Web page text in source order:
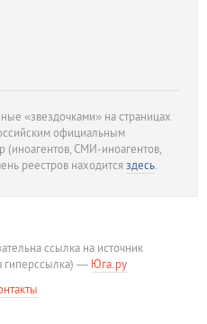
«звездочками» на страницах
официальным
(иноагентов, СМИ-иноагентов,
реестров находитсяздесь.
ссылка на источник
гиперссылка) — Юга.ру